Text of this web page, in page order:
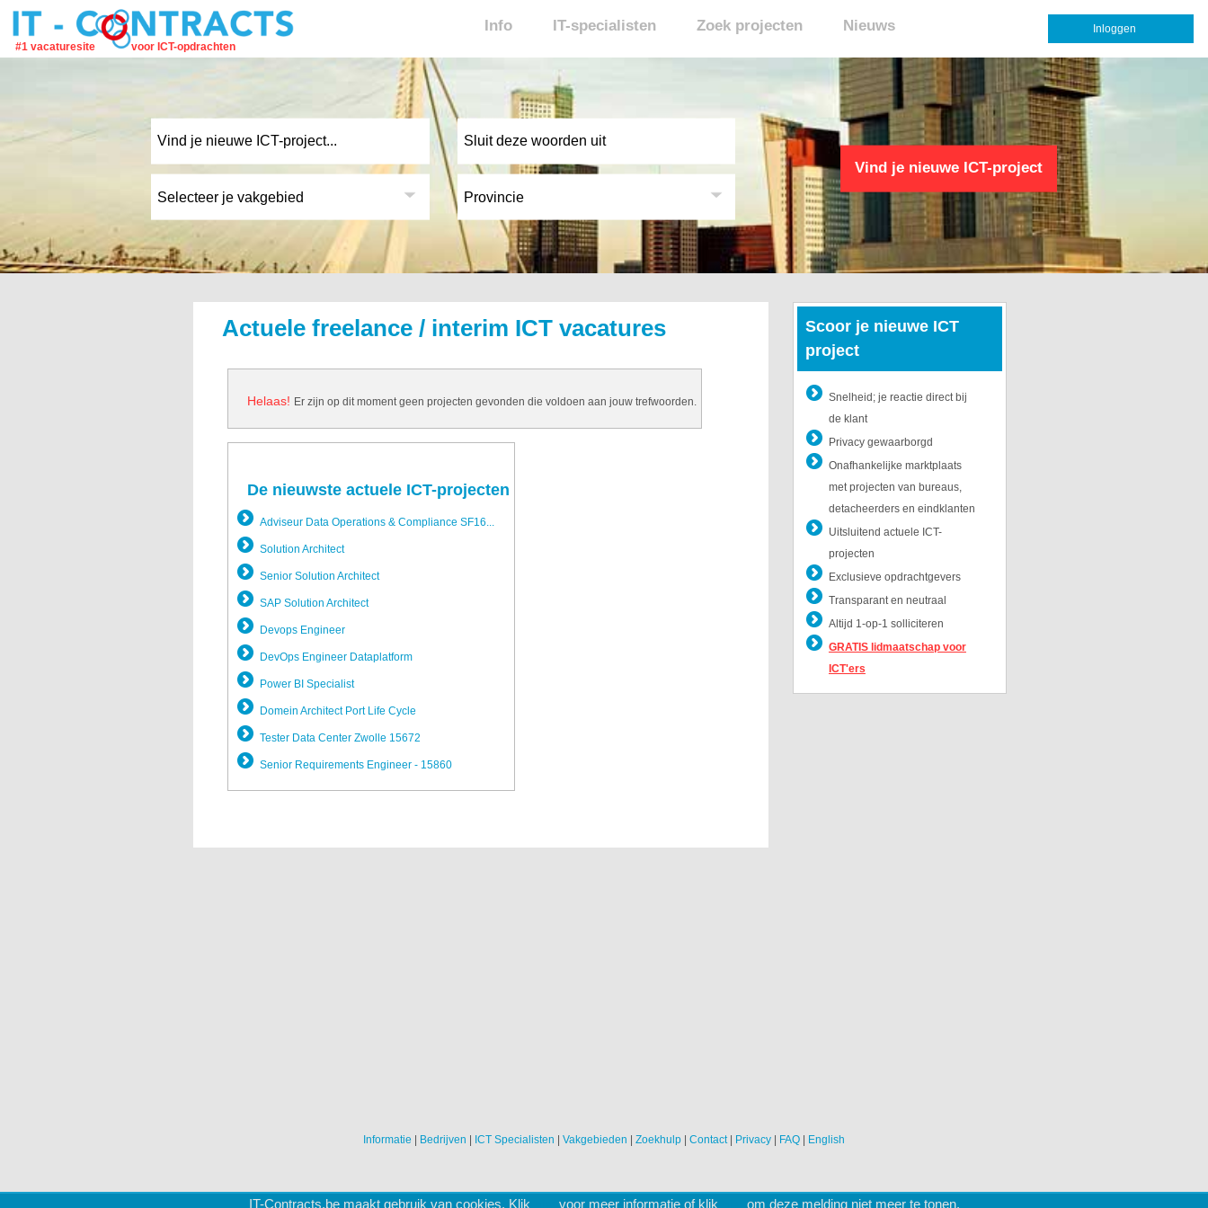
IT-Contracts.be maakt gebruik van cookies. Klik voor meer informatie of klik om deze melding niet meer te tonen.
#1 vacaturesite voor ICT-opdrachten
Inloggen
Info IT-specialisten Zoek projecten Nieuws
Vind je nieuwe ICT-project
Actuele freelance / interim ICT vacatures
Helaas! Er zijn op dit moment geen projecten gevonden die voldoen aan jouw trefwoorden.
De nieuwste actuele ICT-projecten
Adviseur Data Operations & Compliance SF16...
Solution Architect
Senior Solution Architect
SAP Solution Architect
Devops Engineer
DevOps Engineer Dataplatfo­rm
Power BI Specialist
Domein Architect Port Life Cycle
Tester Data Center Zwolle 15672
Senior Requiremen­ts Engineer - 15860
Scoor je nieuwe ICT
project
Snelheid; je reactie direct bij
de klant
Privacy gewaarborgd
Onafhankelijke marktplaats
met projecten van bureaus,
detacheerders en eindklanten
Uitsluitend actuele ICT-
projecten
Exclusieve opdrachtgevers
Transparant en neutraal
Altijd 1-op-1 solliciteren
GRATIS lidmaatschap voor
ICT'ers
Informatie Bedrijven ICT Specialisten Vakgebieden Zoekhulp Contact| Privacy FAQ English